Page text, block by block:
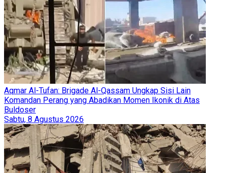
Aqmar Al-Tufan: Brigade Al-Qassam Ungkap Sisi Lain
Komandan Perang yang Abadikan Momen Ikonik di Atas
Buldoser
Sabtu, 8 Agustus 2026